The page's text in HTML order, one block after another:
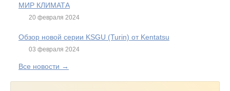
МИР КЛИМАТА
20 февраля 2024
Обзор новой серии KSGU (Turin) от Kentatsu
03 февраля 2024
Все новости →